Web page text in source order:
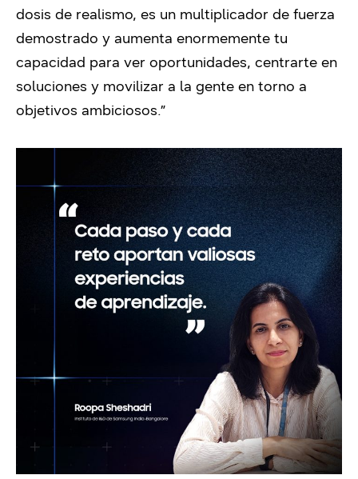
dosis de realismo, es un multiplicador de fuerza
demostrado y aumenta enormemente tu
capacidad para ver oportunidades, centrarte en
soluciones y movilizar a la gente en torno a
objetivos ambiciosos.”